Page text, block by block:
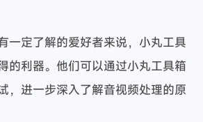
一定了解的爱好者来说，小丸工具
的利器。他们可以通过小丸工具箱
，进一步深入了解音视频处理的原